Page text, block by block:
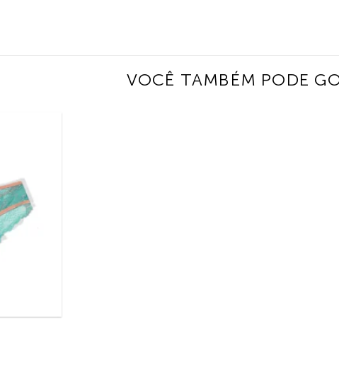
VOCÊ TAMBÉM PODE